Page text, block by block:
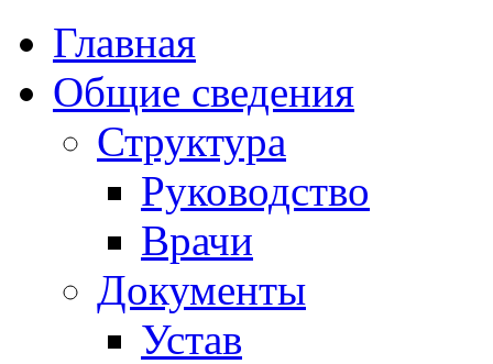
Главная
Общие сведения
Структура
Руководство
Врачи
Документы
Устав